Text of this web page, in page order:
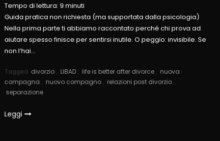
Tempo di lettura: 9 minuti
Guida pratica non richiesta (ma supportata dalla psicologia)
Nella prima parte ti abbiamo raccontato perché chi prova ad
aiutare spesso finisce per sentirsi inutile. O peggio: invisibile. Se
non l’hai…
Tagged divorzio , LIBAD , life is better after divorce , nuova
compagna , nuovo compagno , relazioni post divorzio ,
separazione
Leggi